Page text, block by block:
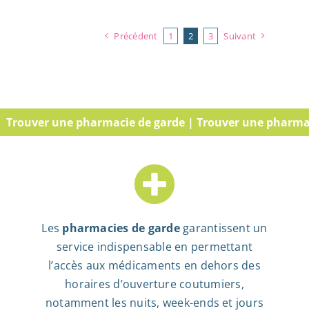
Précédent 1 2 3 Suivant
une pharmacie de garde | Trouver une pharmacie
Les pharmacies de gardegarantissent un
service indispensable en permettant
l’accès aux médicaments en dehors des
horaires d’ouverture coutumiers,
notamment les nuits, week-ends et jours